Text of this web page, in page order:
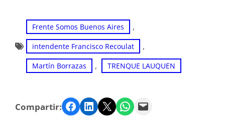
Frente Somos Buenos Aires ,
intendente Francisco Recoulat ,
Martín Borrazas , TRENQUE LAUQUEN
Compartir: Facebook LinkedIn Twitter WhatsApp Email